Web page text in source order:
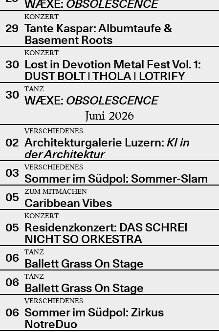
WÆXE: OBSOLESCENCE
29
KONZERT
Tante Kaspar: Albumtaufe &
Basement Roots
30
KONZERT
Lost in Devotion Metal Fest Vol. 1:
DUST BOLT | THOLA | LOTRIFY
30
TANZ
WÆXE: OBSOLESCENCE
Juni 2026
02
VERSCHIEDENES
Architekturgalerie Luzern: KI in
der Architektur
03
VERSCHIEDENES
Sommer im Südpol: Sommer-Slam
05
ZUM MITMACHEN
Caribbean Vibes
05
KONZERT
Residenzkonzert: DAS SCHREI
NICHT SO ORKESTRA
06
TANZ
Ballett Grass On Stage
06
TANZ
Ballett Grass On Stage
06
VERSCHIEDENES
Sommer im Südpol: Zirkus
NotreDuo